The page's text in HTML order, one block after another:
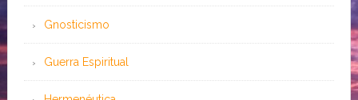
Gnosticismo
Guerra Espiritual